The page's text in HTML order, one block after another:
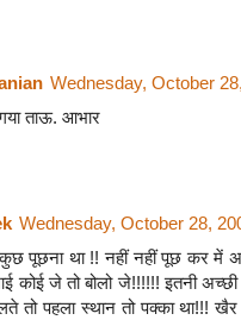
Wednesday, October
ताऊ. आभार
Wednesday, October 28,
पूछना था !! नहीं नहीं पूछ कर में
कोई जे तो बोलो जे!!!!!! इतनी
पहला स्थान तो पक्का था!!! खैर